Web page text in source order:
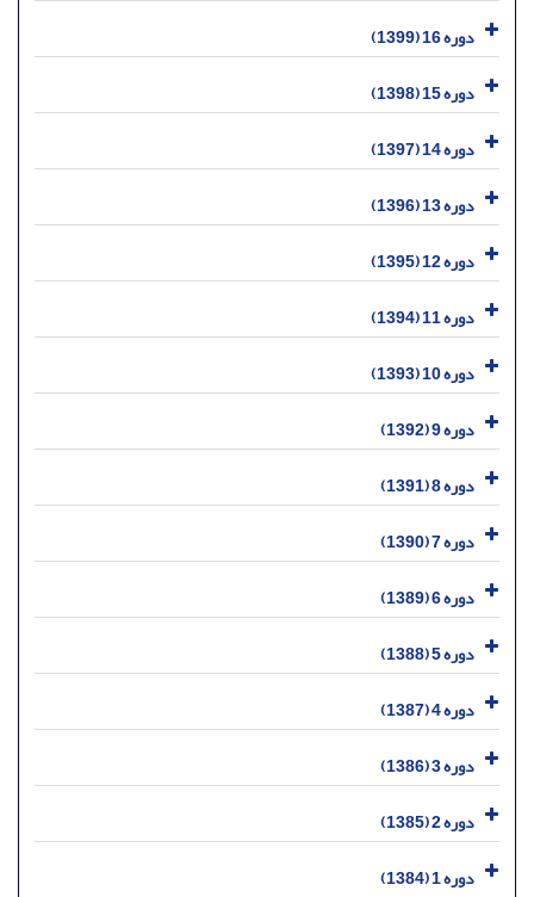
دوره 16 (1399)
دوره 15 (1398)
دوره 14 (1397)
دوره 13 (1396)
دوره 12 (1395)
دوره 11 (1394)
دوره 10 (1393)
دوره 9 (1392)
دوره 8 (1391)
دوره 7 (1390)
دوره 6 (1389)
دوره 5 (1388)
دوره 4 (1387)
دوره 3 (1386)
دوره 2 (1385)
دوره 1 (1384)